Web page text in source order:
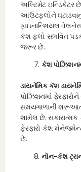
અલ્ટિમેટ ઇન્ડિકેટર
આઉટફ્લોને
ફાઇનાન્શિયલ
કૅશ ફ્લો સંભવિત
જરૂર છે.
કૅશ
ડાયનેમિક કૅશ
પોઝિશનમાં
સમયગાળાની
શામેલ છે. સકારાત્મક
ફેરફારો કૅશ
છે.
નૉન-કૅશ